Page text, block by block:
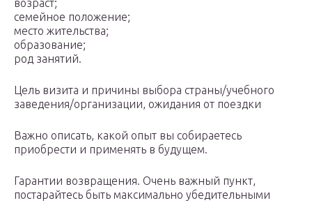
возраст;
семейное положение;
место жительства;
образование;
род занятий.
Цель визита и причины выбора страны/учебного
заведения/организации, ожидания от поездки
Важно описать, какой опыт вы собираетесь
приобрести и применять в будущем.
Гарантии возвращения. Очень важный пункт,
постарайтесь быть максимально убедительными